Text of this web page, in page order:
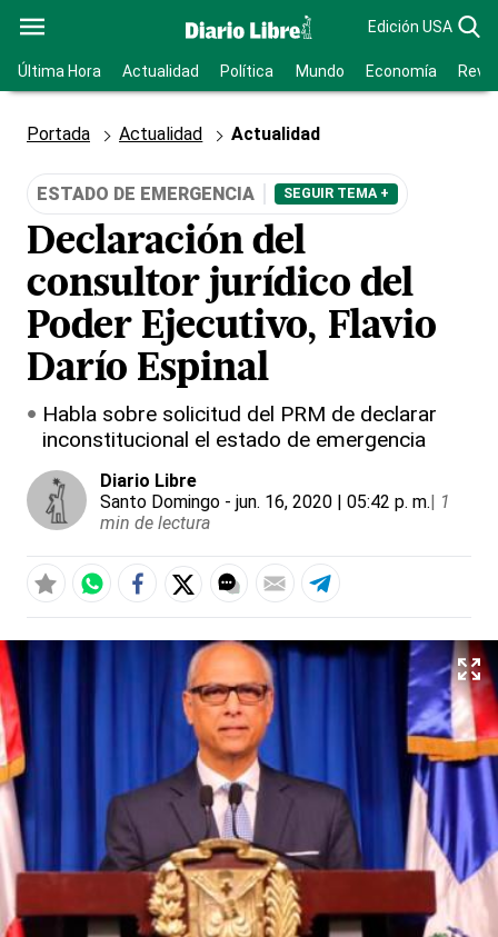
Edición USA
Última Hora Actualidad Política Mundo Economía
Portada Actualidad Actualidad
ESTADO DE EMERGENCIA SEGUIR TEMA +
Declaración del
consultor jurídico del
Poder Ejecutivo, Flavio
Darío Espinal
Habla sobre solicitud del PRM de declarar
inconstitucional el estado de emergencia
Diario Libre
Santo Domingo - jun. 16, 2020 | 05:42 p. m.| 1
min de lectura